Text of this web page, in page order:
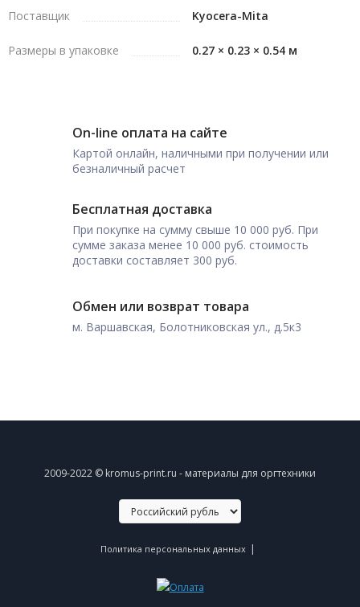
Поставщик Kyocera-Mita
Размеры в упаковке 0.27 × 0.23 × 0.54 м
On-line оплата на сайте
Картой онлайн, наличными при получении или
безналичный расчет
Бесплатная доставка
При покупке на сумму свыше 10 000 руб. При
сумме заказа менее 10 000 руб. стоимость
доставки составляет 300 руб.
Обмен или возврат товара
м. Варшавская, Болотниковская ул., д.5к3
2009-2022 © kromus-print.ru - материалы для оргтехники
Политика персональных данных |